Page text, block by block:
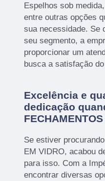
Espelhos sob
entre outras opções
sua necessidade. Se
seu segmento, a
proporcionar um
busca a satisfação
Excelência e
dedicação
Se estiver
EM VIDRO, acabou
para isso. Com a
encontrar diversas